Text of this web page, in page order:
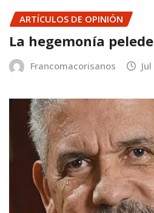
ARTÍCULOS DE OPINIÓN
La hegemonía
Francomacorisanos